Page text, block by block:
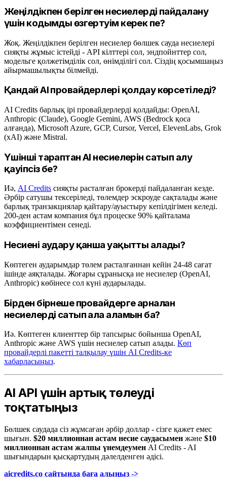
Жеңілдікпен берілген несиелерді пайдалану
үшін кодымды өзгертуім керек пе?
Жоқ. Жеңілдікпен берілген несиелер бөлшек сауда несиелері
сияқты жұмыс істейді - API кілттері сол, эндпойнттер сол,
модельге қолжетімділік сол, өнімділігі сол. Сіздің қосымшаңыз
айырмашылықты білмейді.
Қандай AI провайдерлері қолдау көрсетіледі?
AI Credits барлық ірі провайдерлерді қолдайды: OpenAI,
Anthropic (Claude), Google Gemini, AWS (Bedrock қоса
алғанда), Microsoft Azure, GCP, Cursor, Vercel, ElevenLabs, Grok
(xAI) және Mistral.
Үшінші тараптан AI несиелерін сатып алу
қауіпсіз бе?
Иә, AI Credits сияқты расталған брокерді пайдаланған кезде.
Әрбір сатушы тексеріледі, төлемдер эскроуде сақталады және
барлық транзакциялар қайтару/ауыстыру кепілдігімен келеді.
200-ден астам компания бұл процеске 90% қайталама
коэффициентімен сенеді.
Несиені аудару қанша уақытты алады?
Көптеген аударымдар төлем расталғаннан кейін 24-48 сағат
ішінде аяқталады. Жоғары сұранысқа ие несиелер (OpenAI,
Anthropic) көбінесе сол күні аударылады.
Бірден бірнеше провайдерге арналған
несиелерді сатып ала аламын ба?
Иә. Көптеген клиенттер бір тапсырыс бойынша OpenAI,
Anthropic және AWS үшін несиелер сатып алады. Көп
провайдерлі пакетті талқылау үшін AI Credits-ке
хабарласыңыз.
AI API үшін артық төлеуді
тоқтатыңыз
Бөлшек саудада сіз жұмсаған әрбір доллар - сізге қажет емес
шығын. $20 миллионнан астам несие саудасымен және $10
миллионнан астам жалпы үнемдеумен AI Credits - AI
шығындарын қысқартудың дәлелденген әдісі.
aicredits.co сайтында баға алыңыз ->